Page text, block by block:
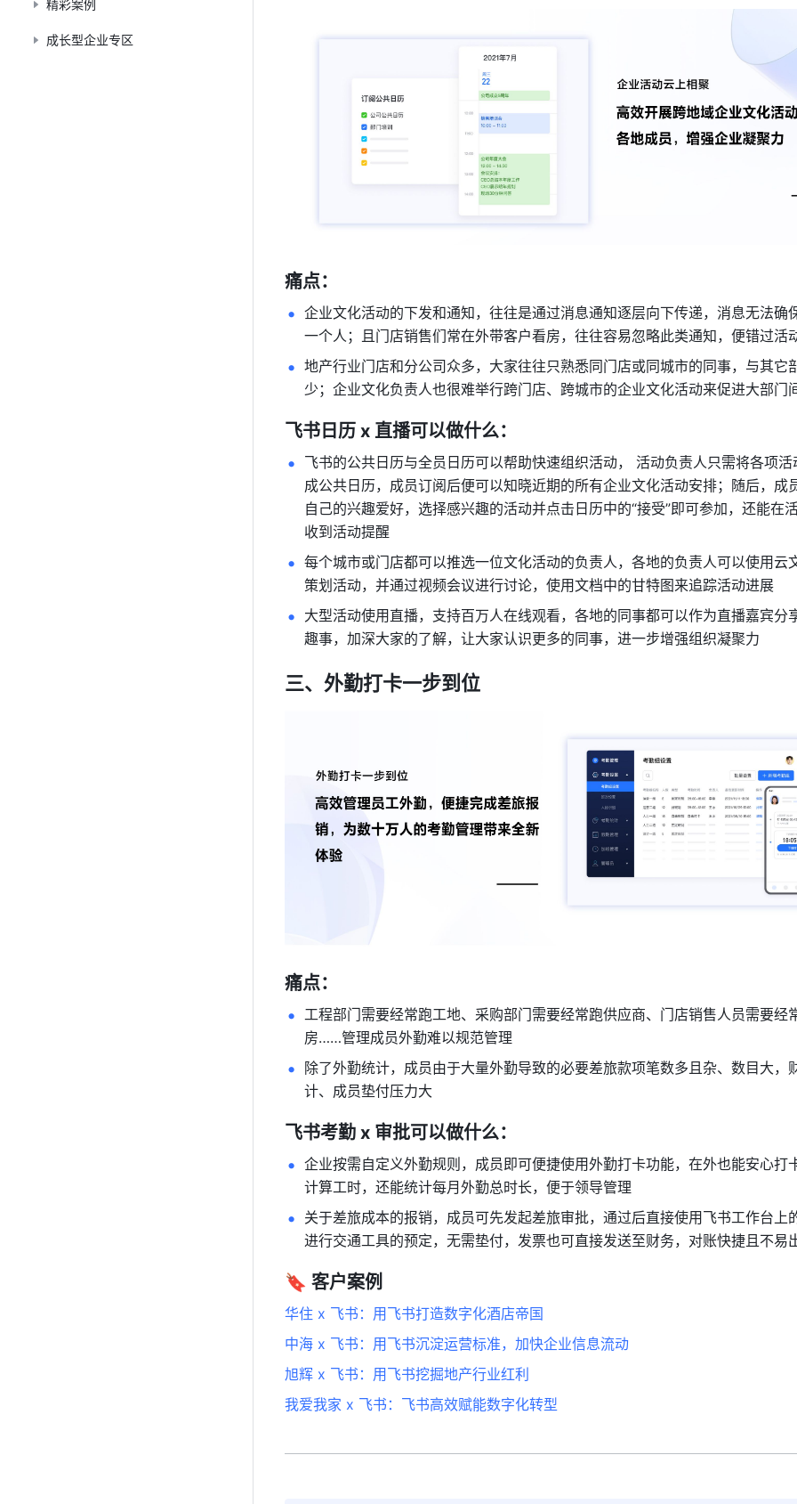
精彩案例
成长型企业专区
痛点：
企业文化活动的下发和通知，往往是通过消息通知逐层向下传递，消息无法确
一个人；且门店销售们常在外带客户看房，往往容易忽略此类通知，便错过活
地产行业门店和分公司众多，大家往往只熟悉同门店或同城市的同事，与其它
少；企业文化负责人也很难举行跨门店、跨城市的企业文化活动来促进大部门
飞书日历 x 直播可以做什么：
飞书的公共日历与全员日历可以帮助快速组织活动， 活动负责人只需将各项
成公共日历，成员订阅后便可以知晓近期的所有企业文化活动安排；随后，成
自己的兴趣爱好，选择感兴趣的活动并点击日历中的“接受”即可参加，还能在
收到活动提醒
每个城市或门店都可以推选一位文化活动的负责人，各地的负责人可以使用云
策划活动，并通过视频会议进行讨论，使用文档中的甘特图来追踪活动进展
大型活动使用直播，支持百万人在线观看，各地的同事都可以作为直播嘉宾分
趣事，加深大家的了解，让大家认识更多的同事，进一步增强组织凝聚力
三、外勤打卡一步到位
痛点：
工程部门需要经常跑工地、采购部门需要经常跑供应商、门店销售人员需要经
房……管理成员外勤难以规范管理
除了外勤统计，成员由于大量外勤导致的必要差旅款项笔数多且杂、数目大，
计、成员垫付压力大
飞书考勤 x 审批可以做什么：
企业按需自定义外勤规则，成员即可便捷使用外勤打卡功能，在外也能安心打
计算工时，还能统计每月外勤总时长，便于领导管理
关于差旅成本的报销，成员可先发起差旅审批，通过后直接使用飞书工作台上
进行交通工具的预定，无需垫付，发票也可直接发送至财务，对账快捷且不易
🔖 客户案例
华住 x 飞书：用飞书打造数字化酒店帝国
中海 x 飞书：用飞书沉淀运营标准，加快企业信息流动
旭辉 x 飞书：用飞书挖掘地产行业红利
我爱我家 x 飞书：飞书高效赋能数字化转型